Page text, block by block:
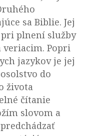
sa Biblie. Jej
plnení služby
veriacim. Popri
jazykov je jej
do
života
čítanie
slovom a